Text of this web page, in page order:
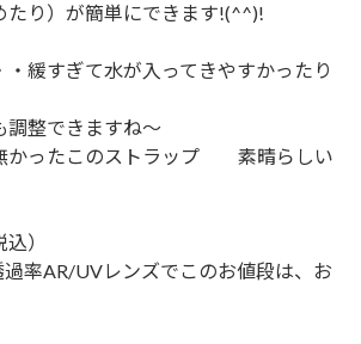
たり）が簡単にできます!(^^)!
緩すぎて水が入ってきやすかったり
調整できますね～
かったこのストラップ 素晴らしい
）
率AR/UVレンズでこのお値段は、お